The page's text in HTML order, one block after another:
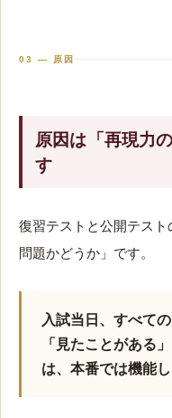
03 — 原因
原因は「再現力
す
復習テストと公開テス
問題かどうか」です。
入試当日、すべて
「見たことがある
は、本番では機能し